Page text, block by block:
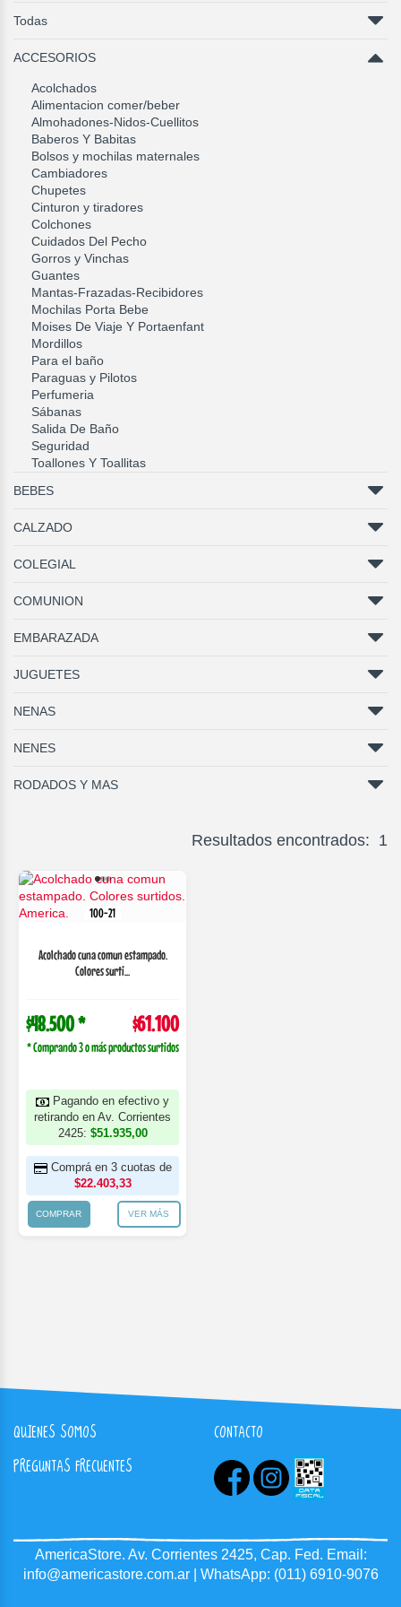
Todas
ACCESORIOS
Acolchados
Alimentacion comer/beber
Almohadones-Nidos-Cuellitos
Baberos Y Babitas
Bolsos y mochilas maternales
Cambiadores
Chupetes
Cinturon y tiradores
Colchones
Cuidados Del Pecho
Gorros y Vinchas
Guantes
Mantas-Frazadas-Recibidores
Mochilas Porta Bebe
Moises De Viaje Y Portaenfant
Mordillos
Para el baño
Paraguas y Pilotos
Perfumeria
Sábanas
Salida De Baño
Seguridad
Toallones Y Toallitas
BEBES
CALZADO
COLEGIAL
COMUNION
EMBARAZADA
JUGUETES
NENAS
NENES
RODADOS Y MAS
Resultados encontrados: 1
100-21
Acolchado cuna comun estampado.
Colores surti...
$48.500 * $61.100
* Comprando 3 o más productos surtidos
Pagando en efectivo y
retirando en Av. Corrientes
2425: $51.935,00
Comprá en 3 cuotas de
$22.403,33
COMPRAR VER MÁS
QUIENES SOMOS CONTACTO
PREGUNTAS FRECUENTES
AmericaStore. Av. Corrientes 2425, Cap. Fed. Email:
info@americastore.com.ar
| WhatsApp: (011) 6910-9076